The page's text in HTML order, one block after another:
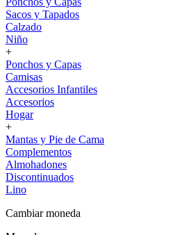
Sacos y Tapados
Calzado
Niño
+
Ponchos y Capas
Camisas
Accesorios Infantiles
Accesorios
Hogar
+
Mantas y Pie de Cama
Complementos
Almohadones
Discontinuados
Lino
Cambiar moneda